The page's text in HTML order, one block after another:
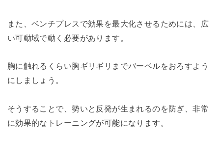
また、ベンチプレスで効果を最大化させるためには、広
い可動域で動く必要があります。
胸に触れるくらい胸ギリギリまでバーベルをおろすよう
にしましょう。
そうすることで、勢いと反発が生まれるのを防ぎ、非常
に効果的なトレーニングが可能になります。